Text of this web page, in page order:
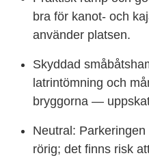
bra för kanot- och
använder platsen.
Skyddad
latrintömning och
bryggorna —
Neutral:
rörig; det finns risk